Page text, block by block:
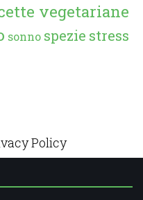
vegetariane
sonno spezie stress
Policy